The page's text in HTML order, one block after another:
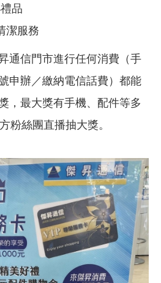
品
潔服務
信門市進行任何消費（手
申辦／繳納電信話費）都能
，最大獎有手機、配件等多
粉絲團直播抽大獎。